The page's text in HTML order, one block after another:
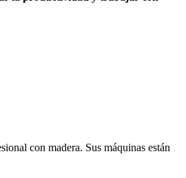
con madera. Sus máquinas están